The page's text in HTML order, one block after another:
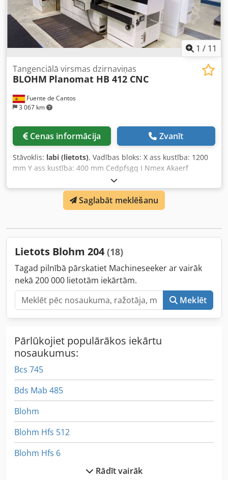
1 / 11
Fuente de Cantos
3 067 km
Tangenciālā virsmas dzirnaviņas
BLOHM Planomat HB 412 CNC
Cenas informācija Zvanīt
Stāvoklis: labi (lietots), Vadības bloks: X ass kustība: 1200
mm Y ass kustība: 400 mm Cedpfsgq I Nmex Akaerf
Darbgalda garums: 1200 mm Darbgalda platums: 350 mm
Galvenais elektroapgādes pieslēgums: 380 V Kopējais
jaudas patēriņš: 24 kVA Iekšējā dzesēšana: jā. Platums: 4
500 mm Dziļums: 2 000 mm Augstums: 2 200 mm Svars: 4
Saglabāt meklēšanu
Lietots Blohm 204 (18)
Tagad pilnībā pārskatiet Machineseeker ar vairāk
nekā 200 000 lietotām iekārtām.
Meklēt
Pārlūkojiet populārākos iekārtu
nosaukumus:
Bcs 745
Bds Mab 485
Blohm
Blohm Hfs 512
Blohm Hfs 6
Blohm Planomat 408 Rādīt vairāk